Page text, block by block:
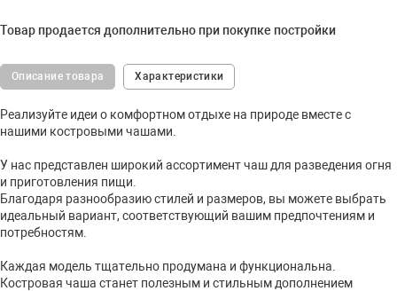
Товар продается дополнительно при покупке постройки
Описание товара Характеристики
Реализуйте идеи о комфортном отдыхе на природе вместе с
нашими костровыми чашами.
У нас представлен широкий ассортимент чаш для разведения огня
и приготовления пищи.
Благодаря разнообразию стилей и размеров, вы можете выбрать
идеальный вариант, соответствующий вашим предпочтениям и
потребностям.
Каждая модель тщательно продумана и функциональна.
Костровая чаша станет полезным и стильным дополнением